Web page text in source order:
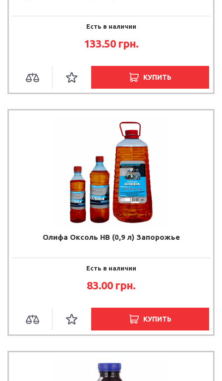
Есть в наличии
133.50 грн.
КУПИТЬ
Олифа Оксоль НВ (0,9 л) Запорожье
Есть в наличии
83.00 грн.
КУПИТЬ